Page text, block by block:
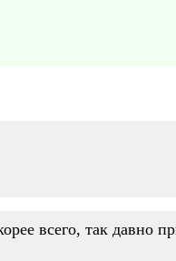
всего, так давно